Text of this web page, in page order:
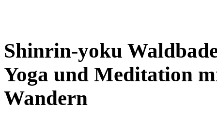
Shinrin-yoku
Yoga und Meditation
Wandern